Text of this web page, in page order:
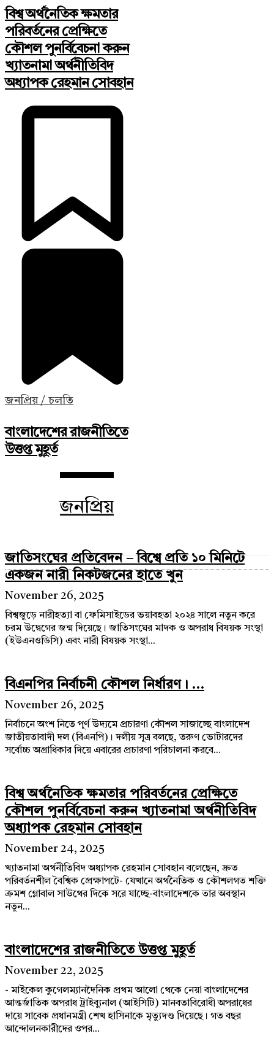
বিশ্ব অর্থনৈতিক ক্ষমতার
পরিবর্তনের প্রেক্ষিতে
কৌশল পুনর্বিবেচনা করুন
খ্যাতনামা অর্থনীতিবিদ
অধ্যাপক রেহমান সোবহান
জনপ্রিয় / চলতি
বাংলাদেশের রাজনীতিতে
উত্তপ্ত মুহূর্ত
জনপ্রিয়
জাতিসংঘের প্রতিবেদন – বিশ্বে প্রতি ১০ মিনিটে
একজন নারী নিকটজনের হাতে খুন
November 26, 2025
বিশ্বজুড়ে নারীহত্যা বা ফেমিসাইডের ভয়াবহতা ২০২৪ সালে নতুন করে
চরম উদ্বেগের জন্ম দিয়েছে। জাতিসংঘের মাদক ও অপরাধ বিষয়ক সংস্থা
(ইউএনওডিসি) এবং নারী বিষয়ক সংস্থা...
বিএনপির নির্বাচনী কৌশল নির্ধারণ। ...
November 26, 2025
নির্বাচনে অংশ নিতে পূর্ণ উদ্যমে প্রচারণা কৌশল সাজাচ্ছে বাংলাদেশ
জাতীয়তাবাদী দল (বিএনপি)। দলীয় সূত্র বলছে, তরুণ ভোটারদের
সর্বোচ্চ অগ্রাধিকার দিয়ে এবারের প্রচারণা পরিচালনা করবে...
বিশ্ব অর্থনৈতিক ক্ষমতার পরিবর্তনের প্রেক্ষিতে
কৌশল পুনর্বিবেচনা করুন খ্যাতনামা অর্থনীতিবিদ
অধ্যাপক রেহমান সোবহান
November 24, 2025
খ্যাতনামা অর্থনীতিবিদ অধ্যাপক রেহমান সোবহান বলেছেন, দ্রুত
পরিবর্তনশীল বৈশ্বিক প্রেক্ষাপটে- যেখানে অর্থনৈতিক ও কৌশলগত শক্তি
ক্রমশ গ্লোবাল সাউথের দিকে সরে যাচ্ছে-বাংলাদেশকে তার অবস্থান
নতুন...
বাংলাদেশের রাজনীতিতে উত্তপ্ত মুহূর্ত
November 22, 2025
- মাইকেল কুগেলম্যানদৈনিক প্রথম আলো থেকে নেয়া বাংলাদেশের
আন্তর্জাতিক অপরাধ ট্রাইব্যুনাল (আইসিটি) মানবতাবিরোধী অপরাধের
দায়ে সাবেক প্রধানমন্ত্রী শেখ হাসিনাকে মৃত্যুদণ্ড দিয়েছে। গত বছর
আন্দোলনকারীদের ওপর...